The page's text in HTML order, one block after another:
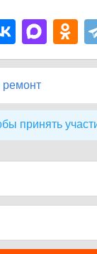
ремонт
принять